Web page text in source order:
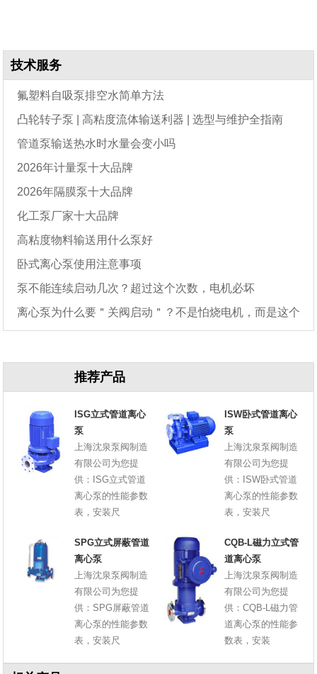
技术服务
氟塑料自吸泵排空水简单方法
凸轮转子泵 | 高粘度流体输送利器 | 选型与维护全指南
管道泵输送热水时水量会变小吗
2026年计量泵十大品牌
2026年隔膜泵十大品牌
化工泵厂家十大品牌
高粘度物料输送用什么泵好
卧式离心泵使用注意事项
泵不能连续启动几次？超过这个次数，电机必坏
离心泵为什么要＂关阀启动＂？不是怕烧电机，而是这个
推荐产品
ISG立式管道离心
泵
上海沈泉泵阀制造
有限公司为您提
供：ISG立式管道
离心泵的性能参数
表，安装尺
ISW卧式管道离心
泵
上海沈泉泵阀制造
有限公司为您提
供：ISW卧式管道
离心泵的性能参数
表，安装尺
SPG立式屏蔽管道
离心泵
上海沈泉泵阀制造
有限公司为您提
供：SPG屏蔽管道
离心泵的性能参数
表，安装尺
CQB-L磁力立式管
道离心泵
上海沈泉泵阀制造
有限公司为您提
供：CQB-L磁力管
道离心泵的性能参
数表，安装